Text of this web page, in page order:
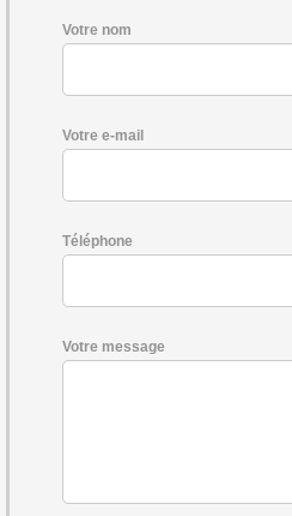
Votre nom
Votre e-mail
Téléphone
Votre message